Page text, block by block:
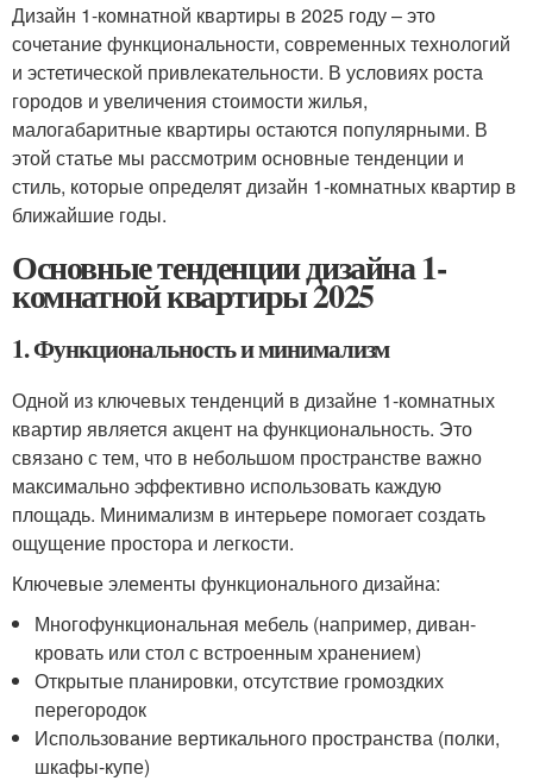
Дизайн 1-комнатной квартиры в 2025 году – это
сочетание функциональности, современных технологий
и эстетической привлекательности. В условиях роста
городов и увеличения стоимости жилья,
малогабаритные квартиры остаются популярными. В
этой статье мы рассмотрим основные тенденции и
стиль, которые определят дизайн 1-комнатных квартир в
ближайшие годы.
Основные тенденции дизайна 1-
комнатной квартиры 2025
1. Функциональность и минимализм
Одной из ключевых тенденций в дизайне 1-комнатных
квартир является акцент на функциональность. Это
связано с тем, что в небольшом пространстве важно
максимально эффективно использовать каждую
площадь. Минимализм в интерьере помогает создать
ощущение простора и легкости.
Ключевые элементы функционального дизайна:
Многофункциональная мебель (например, диван-
кровать или стол с встроенным хранением)
Открытые планировки, отсутствие громоздких
перегородок
Использование вертикального пространства (полки,
шкафы-купе)